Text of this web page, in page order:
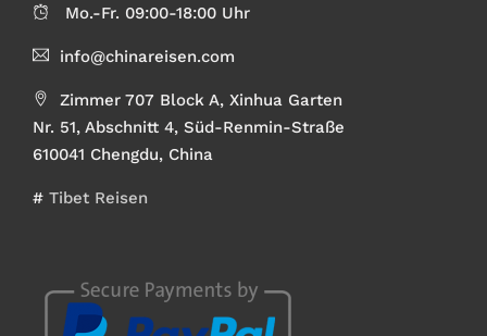
Mo.-Fr. 09:00-18:00 Uhr
info@chinareisen.com
Zimmer 707 Block A, Xinhua Garten
Nr. 51, Abschnitt 4, Süd-Renmin-Straße
610041 Chengdu, China
# Tibet Reisen